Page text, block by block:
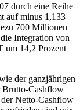
durch eine Reihe
auf minus 1,133
700 Millionen
Integration von
um 14,2 Prozent
der ganzjährigen
Brutto-Cashflow
Netto-Cashflow